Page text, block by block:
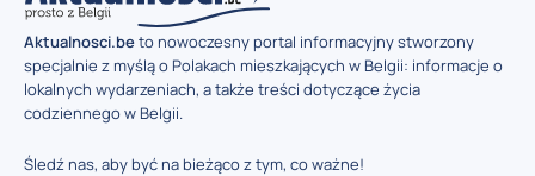
Aktualnosci.beto nowoczesny portal informacyjny stworzony
specjalnie z myślą o Polakach mieszkających w Belgii: informacje o
lokalnych wydarzeniach, a także treści dotyczące życia
codziennego w Belgii.
Śledź nas, aby być na bieżąco z tym, co ważne!